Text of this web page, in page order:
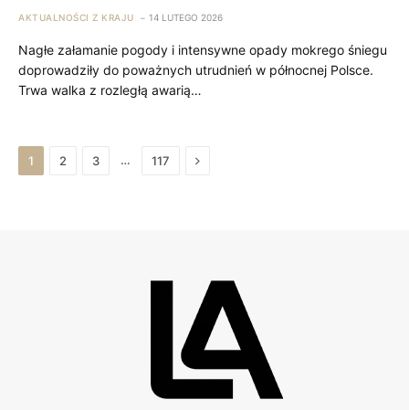
AKTUALNOŚCI Z KRAJU 14 LUTEGO 2026
Nagłe załamanie pogody i intensywne opady mokrego śniegu
doprowadziły do poważnych utrudnień w północnej Polsce.
Trwa walka z rozległą awarią…
1 2 3 … 117 Next